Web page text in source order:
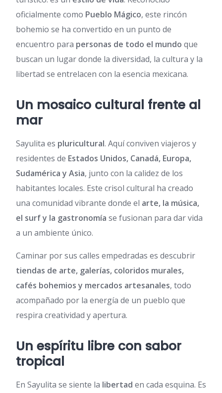
oficialmente como Pueblo Mágico, este rincón
bohemio se ha convertido en un punto de
encuentro para personas de todo el mundo que
buscan un lugar donde la diversidad, la cultura y la
libertad se entrelacen con la esencia mexicana.
Un mosaico cultural frente al
mar
Sayulita es pluricultural. Aquí conviven viajeros y
residentes de Estados Unidos, Canadá, Europa,
Sudamérica y Asia, junto con la calidez de los
habitantes locales. Este crisol cultural ha creado
una comunidad vibrante donde el arte, la música,
el surf y la gastronomía se fusionan para dar vida
a un ambiente único.
Caminar por sus calles empedradas es descubrir
tiendas de arte, galerías, coloridos murales,
cafés bohemios y mercados artesanales, todo
acompañado por la energía de un pueblo que
respira creatividad y apertura.
Un espíritu libre con sabor
tropical
En Sayulita se siente la libertad en cada esquina. Es